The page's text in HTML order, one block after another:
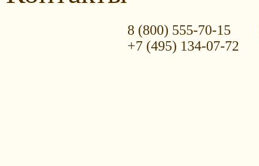
8 (800) 555-70-15
+7 (495) 134-07-72